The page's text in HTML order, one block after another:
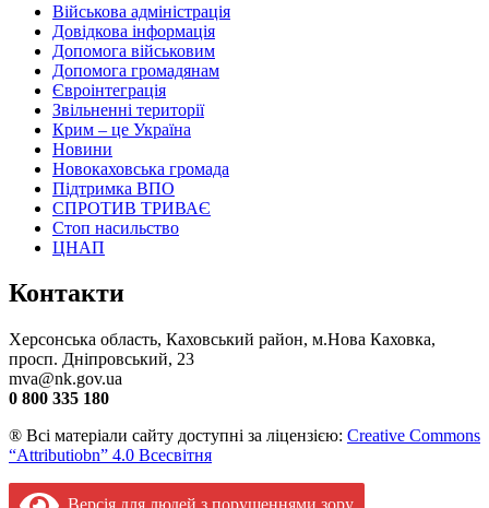
Військова адміністрація
Довідкова інформація
Допомога військовим
Допомога громадянам
Євроінтеграція
Звільненні території
Крим – це Україна
Новини
Новокаховська громада
Підтримка ВПО
СПРОТИВ ТРИВАЄ
Стоп насильство
ЦНАП
Контакти
Херсонська область, Каховський район, м.Нова Каховка,
просп. Дніпровський, 23
mva@nk.gov.ua
0 800 335 180
® Всі матеріали сайту доступні за ліцензією: Creative Commons
“Attributiobn” 4.0 Всесвітня
Версія для людей з порушеннями зору